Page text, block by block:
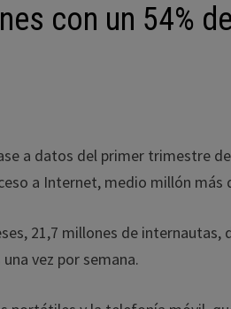
con un 54%
a datos del primer trimestre de
a Internet, medio millón más
21,7 millones de internautas,
vez por semana.